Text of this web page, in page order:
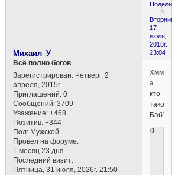
3
17
июля,
2018г.
23:04
Михаил_У
Всё полно богов
Зарегистрирован: Четверг, 2
апреля, 2015г.
Приглашений: 0
Сообщений: 3709
Уважение: +468
Позитив: +344
Пол: Мужской
Провел на форуме:
1 месяц 23 дня
Последний визит:
Пятница, 31 июля, 2026г. 21:50
Хммм,
а
кто
такой
Баб?
0